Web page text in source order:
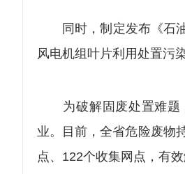
同时，制定发布《石油
风电机组叶片利用处置污
为破解固废处置难题，
业。目前，全省危险废物
点、122个收集网点，有